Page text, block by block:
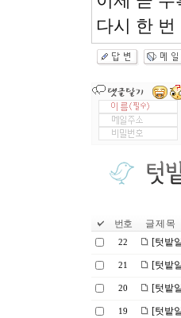
다시 한 번
번호 글 제 목
22 [텃밭
21 [텃밭
20 [텃밭
19 [텃밭